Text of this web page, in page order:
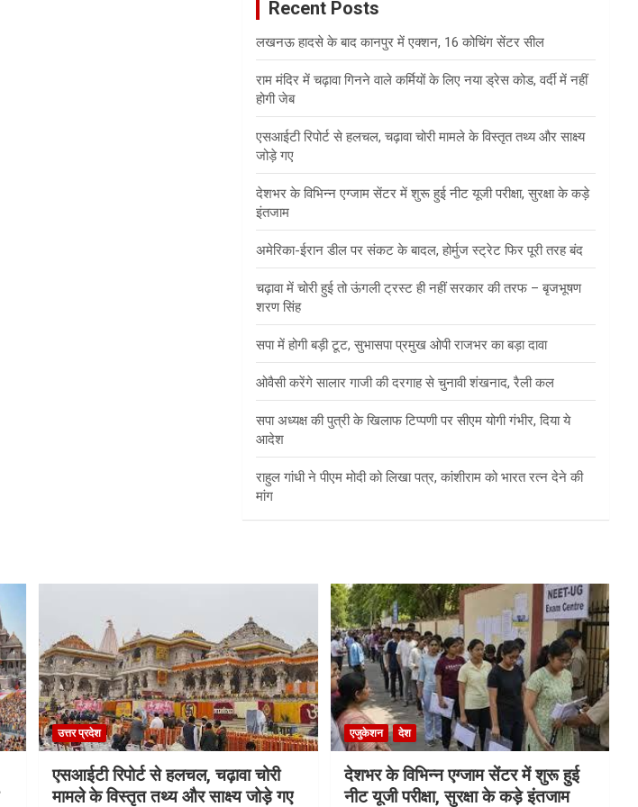
Recent Posts
लखनऊ हादसे के बाद कानपुर में एक्शन, 16 कोचिंग सेंटर सील
राम मंदिर में चढ़ावा गिनने वाले कर्मियों के लिए नया ड्रेस कोड, वर्दी में नहीं
होगी जेब
एसआईटी रिपोर्ट से हलचल, चढ़ावा चोरी मामले के विस्तृत तथ्य और साक्ष्य
जोड़े गए
देशभर के विभिन्न एग्जाम सेंटर में शुरू हुई नीट यूजी परीक्षा, सुरक्षा के कड़े
इंतजाम
अमेरिका-ईरान डील पर संकट के बादल, होर्मुज स्ट्रेट फिर पूरी तरह बंद
चढ़ावा में चोरी हुई तो ऊंगली ट्रस्ट ही नहीं सरकार की तरफ – बृजभूषण
शरण सिंह
सपा में होगी बड़ी टूट, सुभासपा प्रमुख ओपी राजभर का बड़ा दावा
ओवैसी करेंगे सालार गाजी की दरगाह से चुनावी शंखनाद, रैली कल
सपा अध्यक्ष की पुत्री के खिलाफ टिप्पणी पर सीएम योगी गंभीर, दिया ये
आदेश
राहुल गांधी ने पीएम मोदी को लिखा पत्र, कांशीराम को भारत रत्न देने की
मांग
उत्तर प्रदेश
एसआईटी रिपोर्ट से हलचल, चढ़ावा चोरी
मामले के विस्तृत तथ्य और साक्ष्य जोड़े गए
एजुकेशन देश
देशभर के विभिन्न एग्जाम सेंटर में शुरू हुई
नीट यूजी परीक्षा, सुरक्षा के कड़े इंतजाम